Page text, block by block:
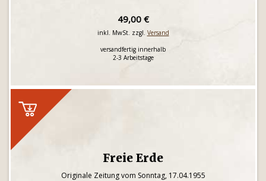
49,00 €
inkl. MwSt. zzgl. Versand
versandfertig innerhalb
2-3 Arbeitstage
Freie Erde
Originale Zeitung vom Sonntag, 17.04.1955